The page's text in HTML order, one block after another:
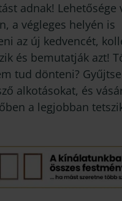
adnak! Lehetősége
a végleges helyén is
az új kedvencét,
és bemutatják azt!
tud dönteni?
alkotásokat, és
a legjobban